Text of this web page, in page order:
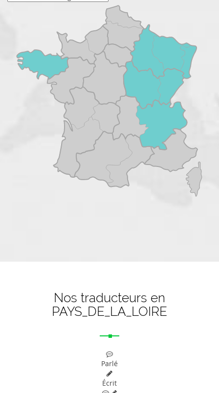
Nos traducteurs en
PAYS_DE_LA_LOIRE
Parlé
Écrit